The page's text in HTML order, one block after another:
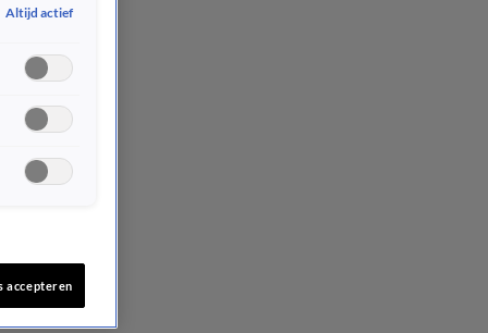
Altijd actief
accepteren